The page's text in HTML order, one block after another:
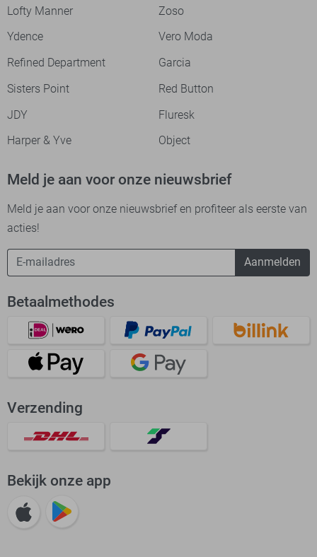
Lofty Manner
Zoso
Ydence
Vero Moda
Refined Department
Garcia
Sisters Point
Red Button
JDY
Fluresk
Harper & Yve
Object
Meld je aan voor onze nieuwsbrief
Meld je aan voor onze nieuwsbrief en profiteer als eerste van
acties!
Aanmelden
Betaalmethodes
Verzending
Bekijk onze app